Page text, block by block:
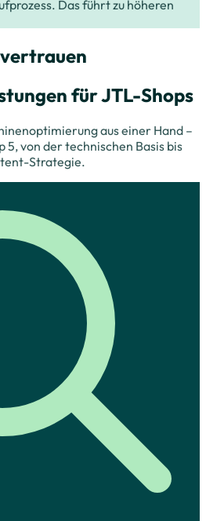
Das führt zu höheren
für JTL-Shops
aus einer Hand –
5, von der technischen Basis bis
Strategie.